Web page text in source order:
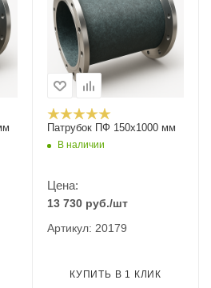
Патрубок ПФ 150х1000 мм
В наличии
Цена:
13 730 руб./шт
Артикул: 20179
КУПИТЬ В 1 КЛИК